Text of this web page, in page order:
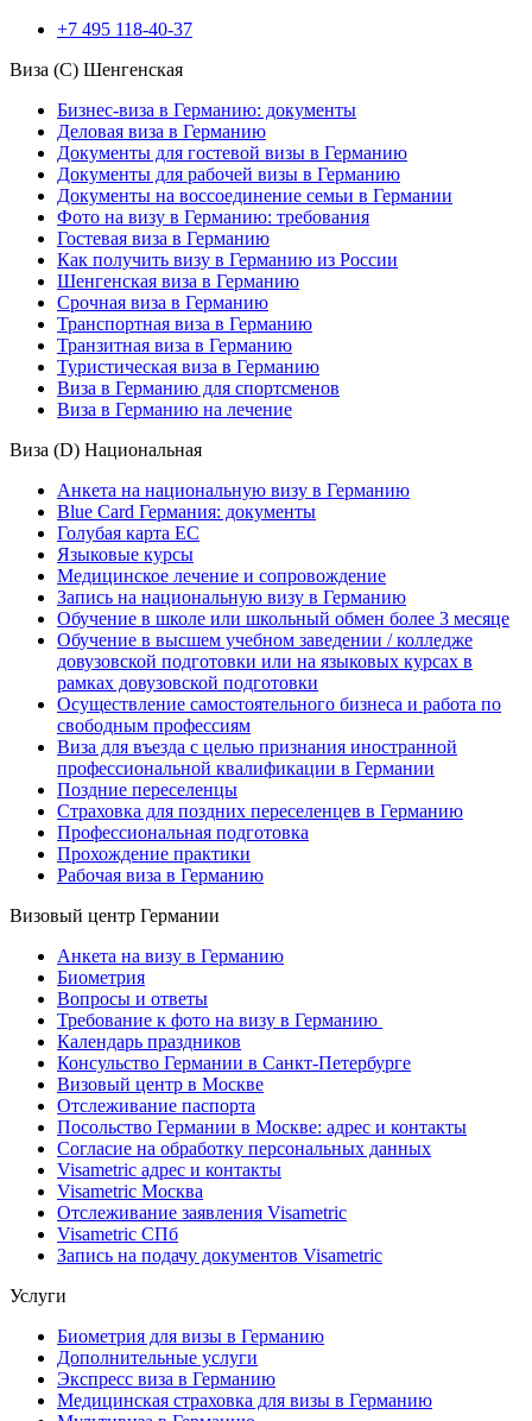
+7 495 118-40-37
Виза (C) Шенгенская
Бизнес-виза в Германию: документы
Деловая виза в Германию
Документы для гостевой визы в Германию
Документы для рабочей визы в Германию
Документы на воссоединение семьи в Германии
Фото на визу в Германию: требования
Гостевая виза в Германию
Как получить визу в Германию из России
Шенгенская виза в Германию
Срочная виза в Германию
Транспортная виза в Германию
Транзитная виза в Германию
Туристическая виза в Германию
Виза в Германию для спортсменов
Виза в Германию на лечение
Виза (D) Национальная
Анкета на национальную визу в Германию
Blue Card Германия: документы
Голубая карта ЕС
Языковые курсы
Медицинское лечение и сопровождение
Запись на национальную визу в Германию
Обучение в школе или школьный обмен более 3 месяце
Обучение в высшем учебном заведении / колледже
довузовской подготовки или на языковых курсах в
рамках довузовской подготовки
Осуществление самостоятельного бизнеса и работа по
свободным профессиям
Виза для въезда с целью признания иностранной
профессиональной квалификации в Германии
Поздние переселенцы
Страховка для поздних переселенцев в Германию
Профессиональная подготовка
Прохождение практики
Рабочая виза в Германию
Визовый центр Германии
Анкета на визу в Германию
Биометрия
Вопросы и ответы
Требование к фото на визу в Германию
Календарь праздников
Консульство Германии в Санкт-Петербурге
Визовый центр в Москве
Отслеживание паспорта
Посольство Германии в Москве: адрес и контакты
Согласие на обработку персональных данных
Visametric адрес и контакты
Visametric Москва
Отслеживание заявления Visametric
Visametric СПб
Запись на подачу документов Visametric
Услуги
Биометрия для визы в Германию
Дополнительные услуги
Экспресс виза в Германию
Медицинская страховка для визы в Германию